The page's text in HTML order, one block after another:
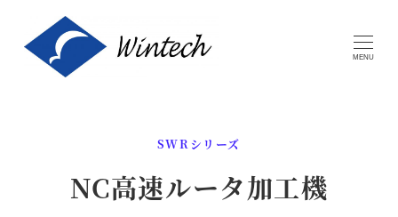
MENU
SWRシリーズ
NC高速ルータ加工機